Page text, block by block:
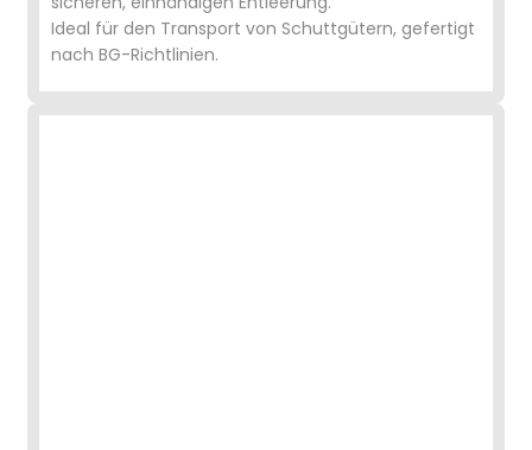
Ideal für den Transport von Schuttgütern, gefertigt
nach BG-Richtlinien.